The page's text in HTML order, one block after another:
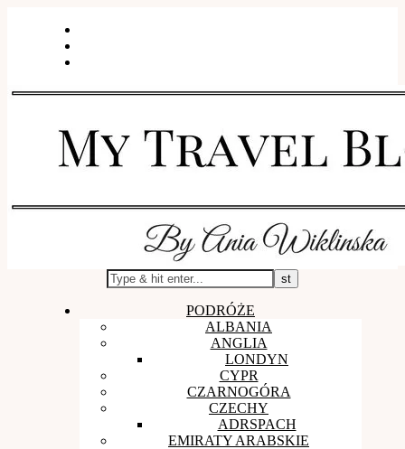
PODRÓŻE
ALBANIA
ANGLIA
LONDYN
CYPR
CZARNOGÓRA
CZECHY
ADRSPACH
EMIRATY ARABSKIE